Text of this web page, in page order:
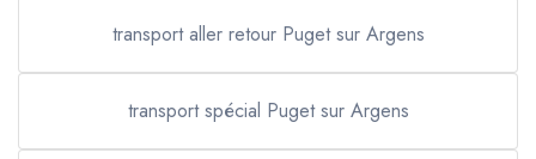
transport aller retour Puget sur Argens
transport spécial Puget sur Argens